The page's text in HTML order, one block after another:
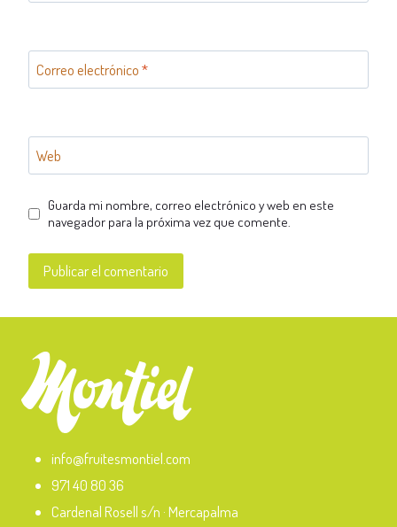
Correo electrónico*
Web
Guarda mi nombre, correo electrónico y web en este
navegador para la próxima vez que comente.
info@fruitesmontiel.com
971 40 80 36
Cardenal Rosell s/n · Mercapalma